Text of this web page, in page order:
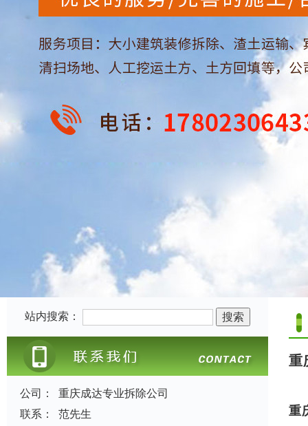
站内搜索：
公司：
重庆成达专业拆除公司
联系：
范先生
重
重